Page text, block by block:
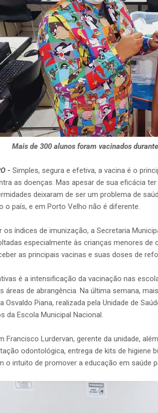
Mais de 300 alunos foram vacinados
- Simples, segura e efetiva, a vacina é o
as doenças. Mas apesar de sua eficácia
deixaram de ser um problema de
o país, e em Porto Velho não é diferente.
os índices de imunização, a Secretaria
especialmente às crianças menores de
as principais vacinas e suas doses de
é a intensificação da vacinação nas
áreas de abrangência. Na última semana,
Osvaldo Piana, realizada pela Unidade de
da Escola Municipal Nacional.
Francisco Lurdervan, gerente da unidade,
odontológica, entrega de kits de higiene
o intuito de promover a educação em saúde